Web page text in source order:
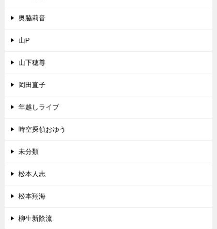
奥脇莉音
山P
山下穂尊
岡田直子
年越しライブ
時空探偵おゆう
未分類
松本人志
松本翔海
柳生新陰流